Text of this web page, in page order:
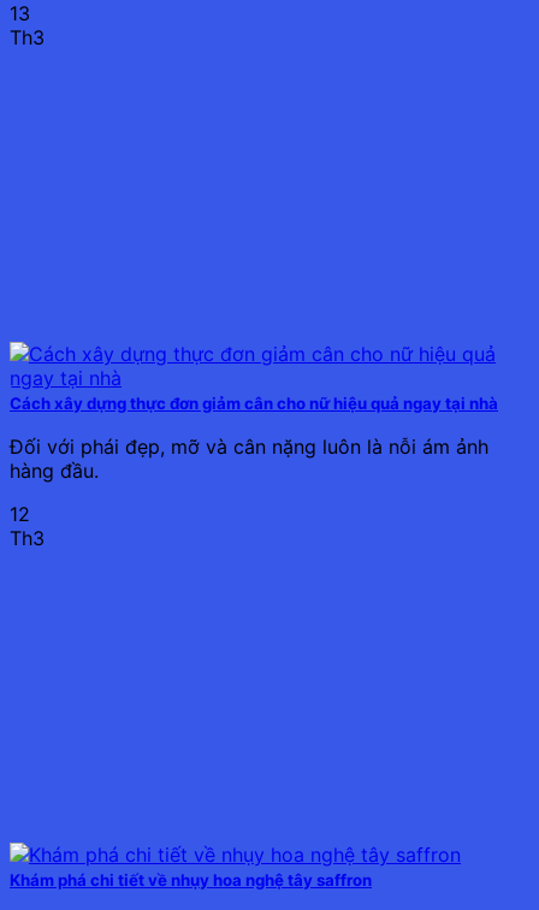
13
Th3
Cách xây dựng thực đơn giảm cân cho nữ hiệu quả ngay tại nhà
Đối với phái đẹp, mỡ và cân nặng luôn là nỗi ám ảnh
hàng đầu.
12
Th3
Khám phá chi tiết về nhụy hoa nghệ tây saffron